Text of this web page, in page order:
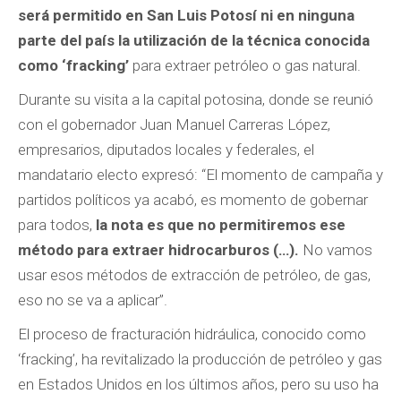
será permitido en San Luis Potosí ni en ninguna
parte del país la utilización de la técnica conocida
como ‘fracking’ para extraer petróleo o gas natural.
Durante su visita a la capital potosina, donde se reunió
con el gobernador Juan Manuel Carreras López,
empresarios, diputados locales y federales, el
mandatario electo expresó: “El momento de campaña y
partidos políticos ya acabó, es momento de gobernar
para todos, la nota es que no permitiremos ese
método para extraer hidrocarburos (…). No vamos
usar esos métodos de extracción de petróleo, de gas,
eso no se va a aplicar”.
El proceso de fracturación hidráulica, conocido como
‘fracking’, ha revitalizado la producción de petróleo y gas
en Estados Unidos en los últimos años, pero su uso ha